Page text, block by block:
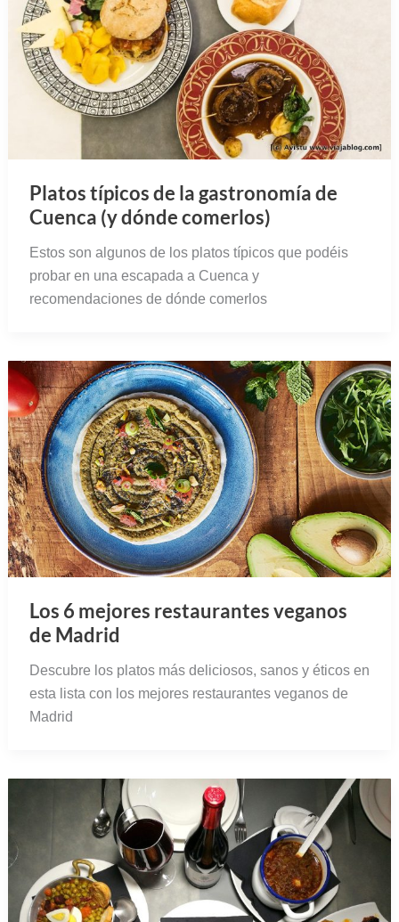
Platos típicos de la gastronomía de
Cuenca (y dónde comerlos)
Estos son algunos de los platos típicos que podéis
probar en una escapada a Cuenca y
recomendaciones de dónde comerlos
Los 6 mejores restaurantes veganos
de Madrid
Descubre los platos más deliciosos, sanos y éticos en
esta lista con los mejores restaurantes veganos de
Madrid